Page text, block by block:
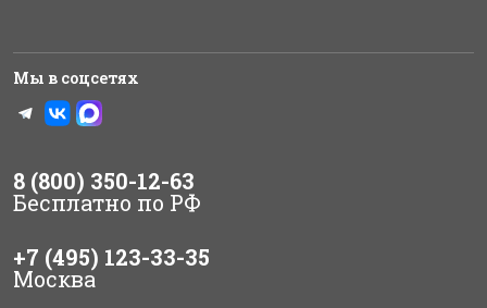
Мы в соцсетях
8 (800) 350-12-63
Бесплатно по РФ
+7 (495) 123-33-35
Москва